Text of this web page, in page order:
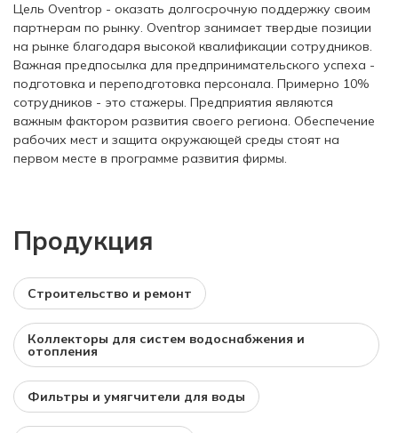
Цель Oventrop - оказать долгосрочную поддержку своим
партнерам по рынку. Oventrop занимает твердые позиции
на рынке благодаря высокой квалификации сотрудников.
Важная предпосылка для предпринимательского успеха -
подготовка и переподготовка персонала. Примерно 10%
сотрудников - это стажеры. Предприятия являются
важным фактором развития своего региона. Обеспечение
рабочих мест и защита окружающей среды стоят на
первом месте в программе развития фирмы.
Продукция
Строительство и ремонт
Коллекторы для систем водоснабжения и
отопления
Фильтры и умягчители для воды